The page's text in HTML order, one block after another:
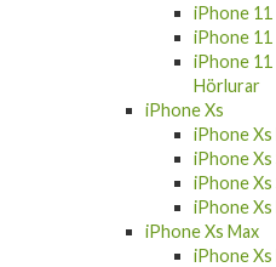
iPhone 11
iPhone 11
iPhone 11
Hörlurar
iPhone Xs
iPhone Xs
iPhone Xs
iPhone Xs
iPhone
iPhone Xs Max
iPhone Xs